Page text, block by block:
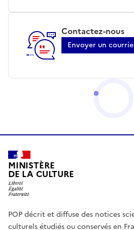
Contactez-nous
Envoyer un
MINISTÈRE
DE LA CULTURE
POP décrit et diffuse des notices
culturels étudiés ou conservés en